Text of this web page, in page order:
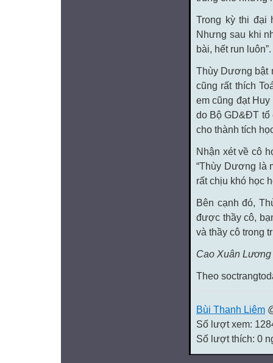
Trong kỳ thi đại
Nhưng sau khi
bài, hết run luôn”.
Thùy Dương bật
cũng rất thích
em cũng đạt
do Bộ GD&ĐT tổ
cho thành tích
Nhận xét về cô
“Thùy Dương là
rất chịu khó học
Bên cạnh đó,
được thầy cô,
và thầy cô trong
Cao Xuân Lương
Theo
Bùi Thanh Liêm
Số lượt xem:
Số lượt thích: 0